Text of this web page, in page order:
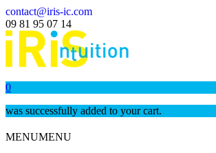
contact@iris-ic.com
09 81 95 07 14
0
was successfully added to your cart.
MENUMENU